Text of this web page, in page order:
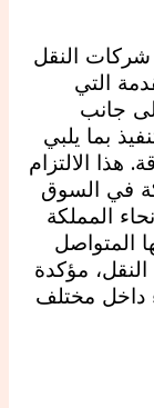
شركات النقل
التي
جانب
بما يلبي
هذا الالتزام
في السوق
المملكة
المتواصل
مؤكدة
داخل مختلف